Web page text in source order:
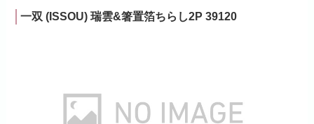
一双 (ISSOU) 瑞雲&箸置箔ちらし2P 39120